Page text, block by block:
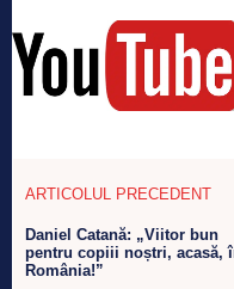
ARTICOLUL PRECEDENT
Daniel Catană: „Viitor bun
pentru copiii noștri, acasă,
România!”